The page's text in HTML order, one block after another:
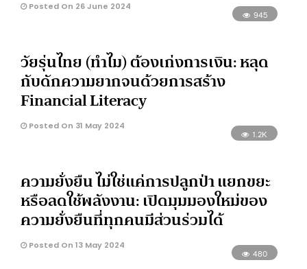
Posted On 26 June 2024
945
วัยรุ่นไทย (ทำไม) ต้องเก่งการเงิน: หลุด
กับดักความยากจนด้วยการสร้าง
Financial Literacy
Posted On 31 May 2024
1.2K
ความยั่งยืน ไม่ใช่แค่การปลูกป่า แยกขยะ
หรือลดใช้พลังงาน: เปิดมุมมองใหม่ของ
ความยั่งยืนที่ทุกคนมีส่วนร่วมได้
Posted On 13 May 2024
480